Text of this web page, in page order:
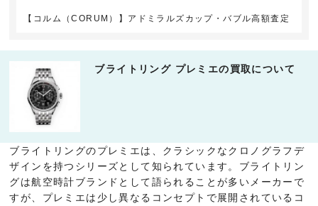
【コルム（CORUM）】アドミラルズカップ・バブル高額査定
ブライトリング プレミエの買取について
ブライトリングのプレミエは、クラシックなクロノグラフデ
ザインを持つシリーズとして知られています。ブライトリン
グは航空時計ブランドとして語られることが多いメーカーで
すが、プレミエは少し異なるコンセプトで展開されているコ